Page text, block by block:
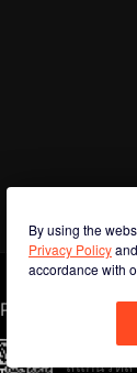
By using the
Privacy Policy
accordance with
Phone
สแกนรหัส